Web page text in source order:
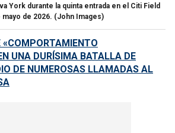
York durante la quinta entrada en el Citi Field
de 2026. (John Images)
UNA DURÍSIMA BATALLA DE
DE NUMEROSAS LLAMADAS AL